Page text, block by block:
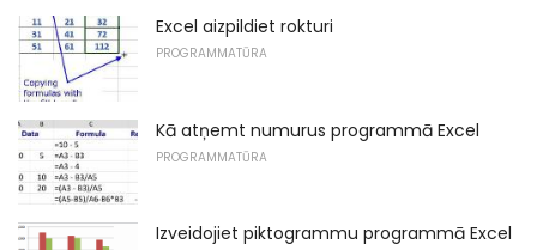
Excel aizpildiet rokturi
PROGRAMMATŪRA
Kā atņemt numurus programmā Excel
PROGRAMMATŪRA
Izveidojiet piktogrammu programmā Excel